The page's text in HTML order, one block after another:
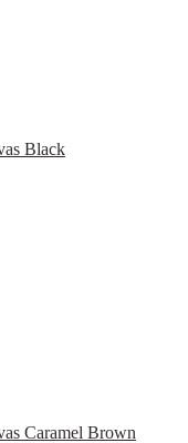
Black
Caramel Brown